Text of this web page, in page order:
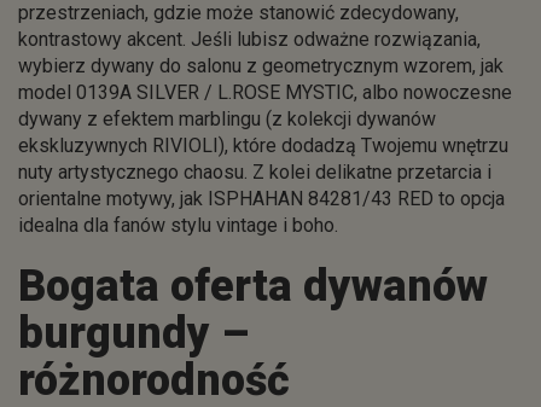
przestrzeniach, gdzie może stanowić zdecydowany,
kontrastowy akcent. Jeśli lubisz odważne rozwiązania,
wybierz dywany do salonu z geometrycznym wzorem, jak
model 0139A SILVER / L.ROSE MYSTIC, albo nowoczesne
dywany z efektem marblingu (z kolekcji dywanów
ekskluzywnych RIVIOLI), które dodadzą Twojemu wnętrzu
nuty artystycznego chaosu. Z kolei delikatne przetarcia i
orientalne motywy, jak ISPHAHAN 84281/43 RED to opcja
idealna dla fanów stylu vintage i boho.
Bogata oferta dywanów
burgundy –
różnorodność